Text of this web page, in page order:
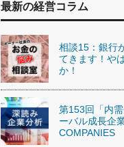
最新の経営コラム
相談15：銀行
てきます！や
か！
第153回「内
ーバル成長企
COMPANIES